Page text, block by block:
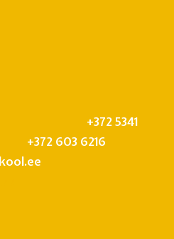
+372 5341
603 6216